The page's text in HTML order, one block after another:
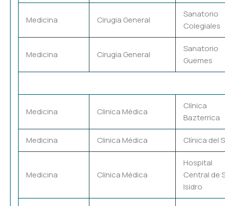
Medicina Cirugia General
Sanatorio
Colegiales
Medicina Cirugia General
Sanatorio
Guemes
Medicina Clinica Médica
Clínica
Bazterrica
Medicina Clinica Médica Clínica del
Medicina Clinica Médica
Hospital
Central de
Isidro